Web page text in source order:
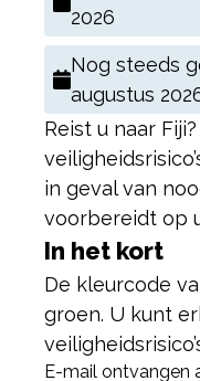
2026
Nog steeds
augustus
Reist u naar
in geval van
voorbereidt op
In het kort
De kleurcode
groen. U kunt
E-mail ontvangen